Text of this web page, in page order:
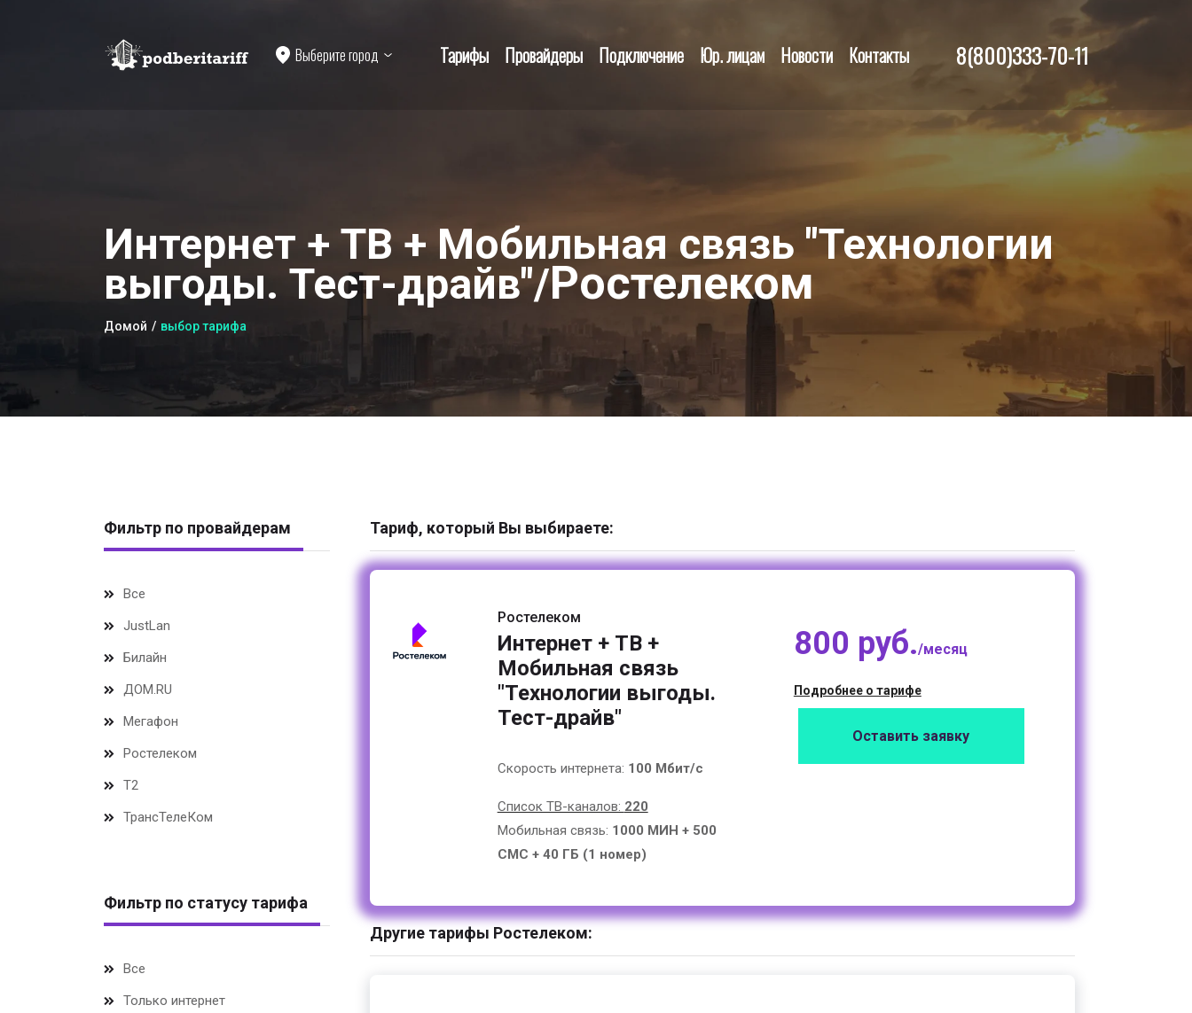
Выберите город Тарифы Провайдеры Подключение Юр. лицам Новости Контакты 8(800)333-70-11
Интернет + ТВ + Мобильная связь "Технологии
выгоды. Тест-драйв"/Ростелеком
Домой выбор тарифа
Фильтр по провайдерам
Все
JustLan
Билайн
ДОМ.RU
Мегафон
Ростелеком
Т2
ТрансТелеКом
Фильтр по статусу тарифа
Все
Только интернет
Тариф, который Вы выбираете:
Ростелеком
Интернет + ТВ +
Мобильная связь
"Технологии выгоды.
Тест-драйв"
Скорость интернета: 100 Мбит/с
Список ТВ-каналов: 220
Мобильная связь: 1000 МИН + 500
СМС + 40 ГБ (1 номер)
800 руб./месяц
Подробнее о тарифе
Оставить заявку
Другие тарифы Ростелеком: